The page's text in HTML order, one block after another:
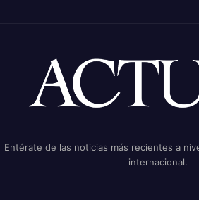
Entérate de las noticias más recientes a
internacional.